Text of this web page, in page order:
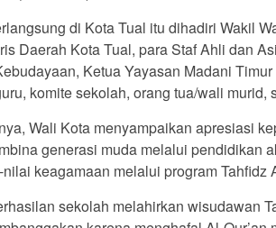
di Kota Tual itu dihadiri Wakil
Daerah Kota Tual, para Staf Ahli dan
Ketua Yayasan Madani
komite sekolah, orang tua/wali murid,
Wali Kota menyampaikan apresiasi
generasi muda melalui pendidikan
keagamaan melalui program Tahfidz
sekolah melahirkan wisudawan